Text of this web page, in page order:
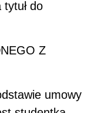
tytuł do
Z
umowy